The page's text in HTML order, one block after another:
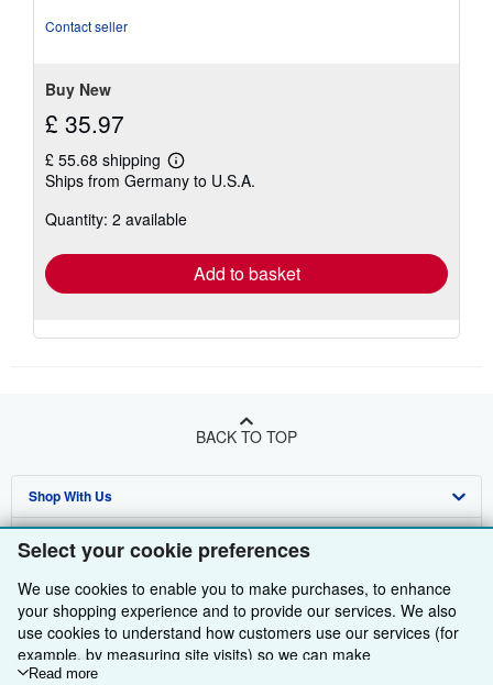
Select your cookie preferences
We use cookies to enable you to make purchases, to enhance
your shopping experience and to provide our services. We also
use cookies to understand how customers use our services (for
example, by measuring site visits) so we can make
improvements. If you agree, we'll also use third-party cookies to
Read more
Contact seller
Buy New
£ 35.97
£ 55.68 shipping
Learn
more
shipping
Ships from Germany to U.S.A.
Quantity: 2 available
Add to basket
BACK TO TOP
Shop With Us
Browse Collections
My Account
My Orders
Start Selling
Join Our Affiliate Programme
Book Buyback
About Us
About AbeBooks
Media
Find Help
Help
Other AbeBooks Companies